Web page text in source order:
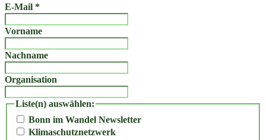
E-Mail *
Vorname
Nachname
Organisation
Liste(n) auswählen:
Bonn im Wandel Newsletter
Klimaschutznetzwerk